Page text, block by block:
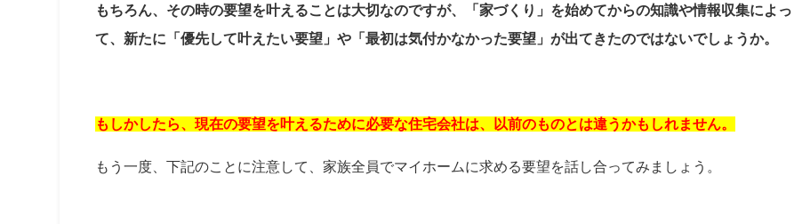
もちろん、その時の要望を叶えることは大切なのですが、「家づくり」を始めてからの知識や情報収集によっ
て、新たに「優先して叶えたい要望」や「最初は気付かなかった要望」が出てきたのではないでしょうか。
もしかしたら、現在の要望を叶えるために必要な住宅会社は、以前のものとは違うかもしれません。
もう一度、下記のことに注意して、家族全員でマイホームに求める要望を話し合ってみましょう。